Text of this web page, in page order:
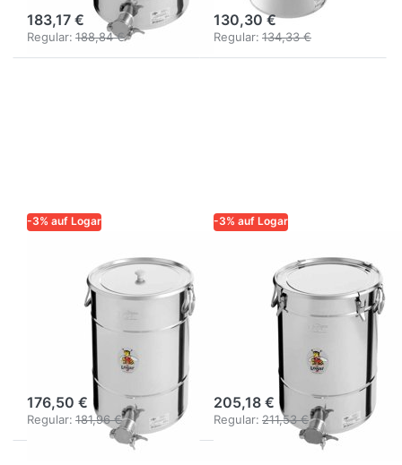
183,17 €
Regular: 188,84 €
130,30 €
Regular: 134,33 €
-3% auf Logar
ZUVERLÄSSIGKEIT FÜR
Abfüllbehälter
50 kg mit
Honighahn
176,50 €
Regular: 181,96 €
-3% auf Logar
ZUVERLÄSSIGKEIT FÜR
Abfüllbehälter
50 kg mit 4
Spannverschlüssen
205,18 €
Regular: 211,53 €